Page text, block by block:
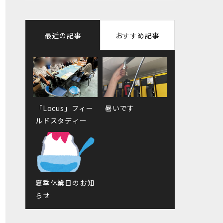
最近の記事 おすすめ記事
「Locus」フィー
ルドスタディー
暑いです
夏季休業日のお知
らせ
臨時休業日のお知
らせ
徳島県へ納品に
ゆきおとななこ展
示中